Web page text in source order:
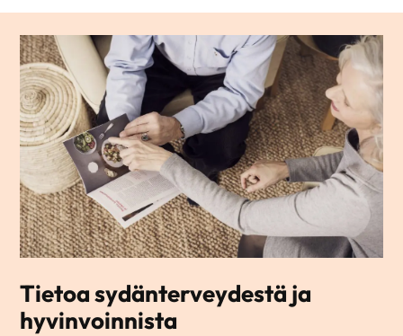
Tietoa sydänterveydestä ja
hyvinvoinnista